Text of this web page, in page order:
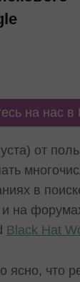
на нас в
от
в
на
Black Hat
ясно, что